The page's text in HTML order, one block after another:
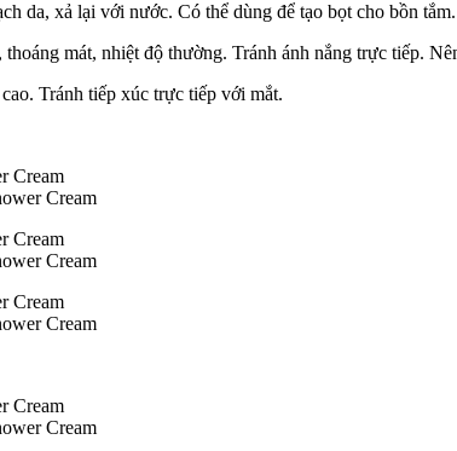
da, xả lại với nước. Có thể dùng để tạo bọt cho bồn tắm.
mát, nhiệt độ thường. Tránh ánh nắng trực tiếp.
Tránh tiếp xúc trực tiếp với mắt.
Cream
Cream
Cream
Cream